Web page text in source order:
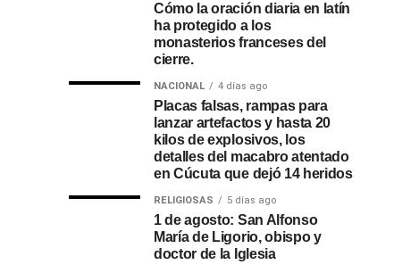
Cómo la oración diaria en latín
ha protegido a los
monasterios franceses del
cierre.
NACIONAL 4 días ago
Placas falsas, rampas para
lanzar artefactos y hasta 20
kilos de explosivos, los
detalles del macabro atentado
en Cúcuta que dejó 14 heridos
RELIGIOSAS 5 días ago
1 de agosto: San Alfonso
María de Ligorio, obispo y
doctor de la Iglesia